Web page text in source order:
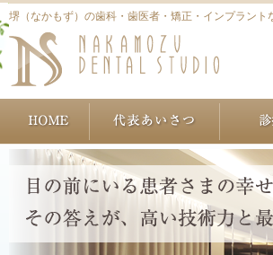
堺（なかもず）の歯科・歯医者・矯正・インプラン